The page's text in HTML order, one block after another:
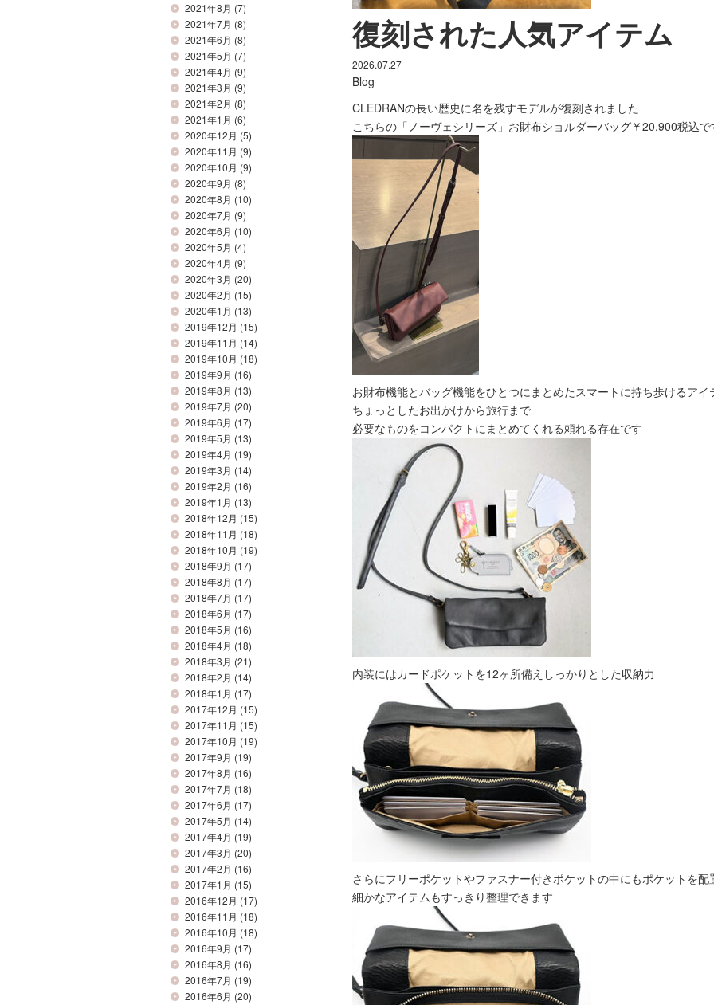
2021年8月 (7)
2021年7月 (8)
2021年6月 (8)
2021年5月 (7)
2021年4月 (9)
2021年3月 (9)
2021年2月 (8)
2021年1月 (6)
2020年12月 (5)
2020年11月 (9)
2020年10月 (9)
2020年9月 (8)
2020年8月 (10)
2020年7月 (9)
2020年6月 (10)
2020年5月 (4)
2020年4月 (9)
2020年3月 (20)
2020年2月 (15)
2020年1月 (13)
2019年12月 (15)
2019年11月 (14)
2019年10月 (18)
2019年9月 (16)
2019年8月 (13)
2019年7月 (20)
2019年6月 (17)
2019年5月 (13)
2019年4月 (19)
2019年3月 (14)
2019年2月 (16)
2019年1月 (13)
2018年12月 (15)
2018年11月 (18)
2018年10月 (19)
2018年9月 (17)
2018年8月 (17)
2018年7月 (17)
2018年6月 (17)
2018年5月 (16)
2018年4月 (18)
2018年3月 (21)
2018年2月 (14)
2018年1月 (17)
2017年12月 (15)
2017年11月 (15)
2017年10月 (19)
2017年9月 (19)
2017年8月 (16)
2017年7月 (18)
2017年6月 (17)
2017年5月 (14)
2017年4月 (19)
2017年3月 (20)
2017年2月 (16)
2017年1月 (15)
2016年12月 (17)
2016年11月 (18)
2016年10月 (18)
2016年9月 (17)
2016年8月 (16)
2016年7月 (19)
2016年6月 (20)
復刻された人気アイテム
2026.07.27
Blog
CLEDRANの長い歴史に名を残すモデルが復刻されました
こちらの「ノーヴェシリーズ」お財布ショルダーバッグ￥20,900税込で
お財布機能とバッグ機能をひとつにまとめたスマートに持ち歩けるアイ
ちょっとしたお出かけから旅行まで
必要なものをコンパクトにまとめてくれる頼れる存在です
内装にはカードポケットを12ヶ所備えしっかりとした収納力
さらにフリーポケットやファスナー付きポケットの中にもポケットを配
細かなアイテムもすっきり整理できます